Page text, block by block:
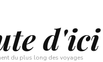
du plus long des voyages